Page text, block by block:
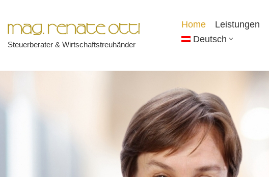
Zum
Inhalt
Steuerberater & Wirtschaftstreuhänder
Home Leistungen
Deutsch